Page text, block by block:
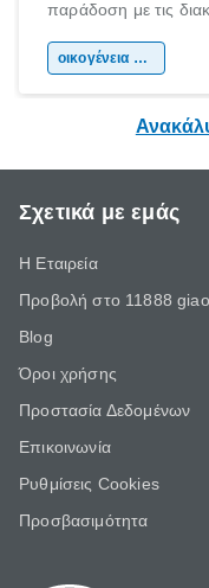
παράδοση με τις
χώρας. Είτεοικογένεια & παιδί
Σχετικά με εμάς
Η Εταιρεία
Προβολή στο 11888
Blog
Όροι χρήσης
Προστασία Δεδομένων
Επικοινωνία
Ρυθμίσεις Cookies
Προσβασιμότητα